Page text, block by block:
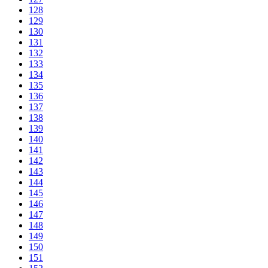
128
129
130
131
132
133
134
135
136
137
138
139
140
141
142
143
144
145
146
147
148
149
150
151